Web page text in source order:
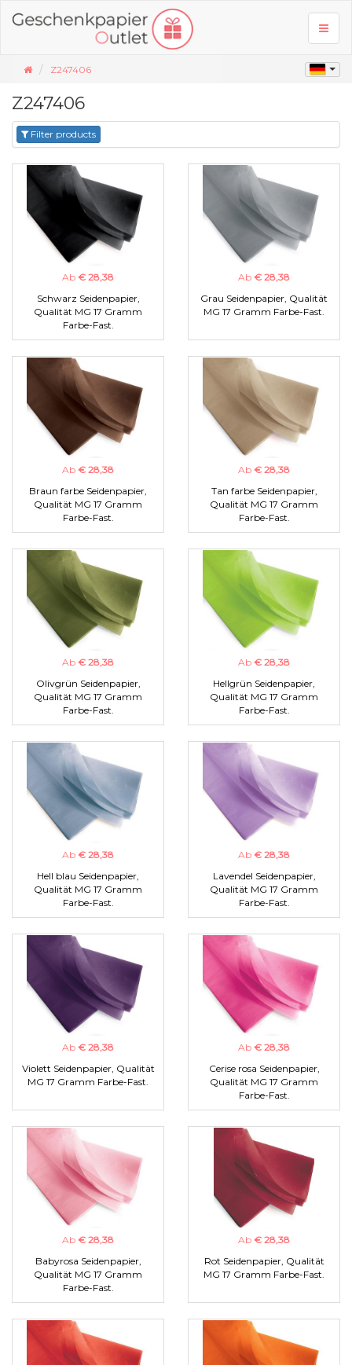
Z247406
Z247406
Filter products
Ab € 28,38
Schwarz Seidenpapier,
Qualität MG 17 Gramm
Farbe-Fast.
Ab € 28,38
Grau Seidenpapier, Qualität
MG 17 Gramm Farbe-Fast.
Ab € 28,38
Braun farbe Seidenpapier,
Qualität MG 17 Gramm
Farbe-Fast.
Ab € 28,38
Tan farbe Seidenpapier,
Qualität MG 17 Gramm
Farbe-Fast.
Ab € 28,38
Olivgrün Seidenpapier,
Qualität MG 17 Gramm
Farbe-Fast.
Ab € 28,38
Hellgrün Seidenpapier,
Qualität MG 17 Gramm
Farbe-Fast.
Ab € 28,38
Hell blau Seidenpapier,
Qualität MG 17 Gramm
Farbe-Fast.
Ab € 28,38
Lavendel Seidenpapier,
Qualität MG 17 Gramm
Farbe-Fast.
Ab € 28,38
Violett Seidenpapier, Qualität
MG 17 Gramm Farbe-Fast.
Ab € 28,38
Cerise rosa Seidenpapier,
Qualität MG 17 Gramm
Farbe-Fast.
Ab € 28,38
Babyrosa Seidenpapier,
Qualität MG 17 Gramm
Farbe-Fast.
Ab € 28,38
Rot Seidenpapier, Qualität
MG 17 Gramm Farbe-Fast.